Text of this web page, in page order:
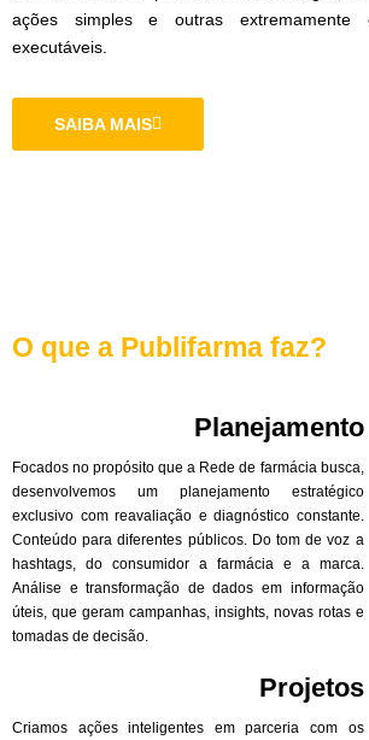
ações simples e outras extremamente
executáveis.
SAIBA MAIS
O que a Publifarma faz?
Planejamento
Focados no propósito que a Rede de farmácia busca,
desenvolvemos um planejamento estratégico
exclusivo com reavaliação e diagnóstico constante.
Conteúdo para diferentes públicos. Do tom de voz a
hashtags, do consumidor a farmácia e a marca.
Análise e transformação de dados em informação
úteis, que geram campanhas, insights, novas rotas e
tomadas de decisão.
Projetos
Criamos ações inteligentes em parceria com os